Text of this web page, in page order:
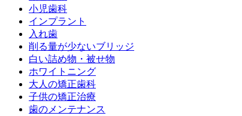
小児歯科
インプラント
入れ歯
削る量が少ないブリッジ
白い詰め物・被せ物
ホワイトニング
大人の矯正歯科
子供の矯正治療
歯のメンテナンス